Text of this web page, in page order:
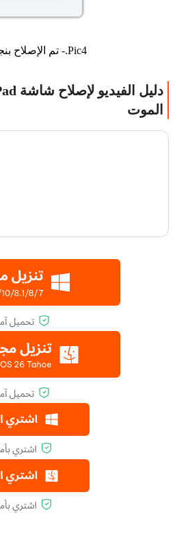
Pic4.- تم الإصلاح بنجاح
الموت